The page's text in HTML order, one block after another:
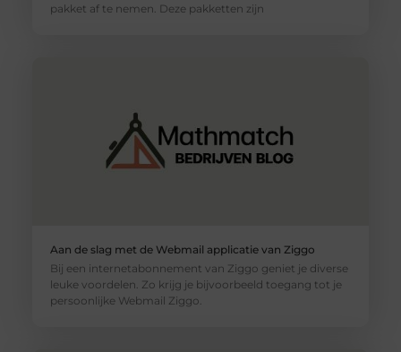
pakket af te nemen. Deze pakketten zijn
Aan de slag met de Webmail applicatie van Ziggo
Bij een internetabonnement van Ziggo geniet je diverse
leuke voordelen. Zo krijg je bijvoorbeeld toegang tot je
persoonlijke Webmail Ziggo.